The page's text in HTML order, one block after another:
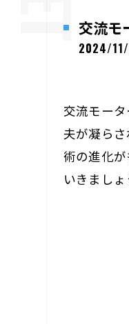
交流モ
2024/
交流モー
夫が凝ら
術の進化
いきましょ